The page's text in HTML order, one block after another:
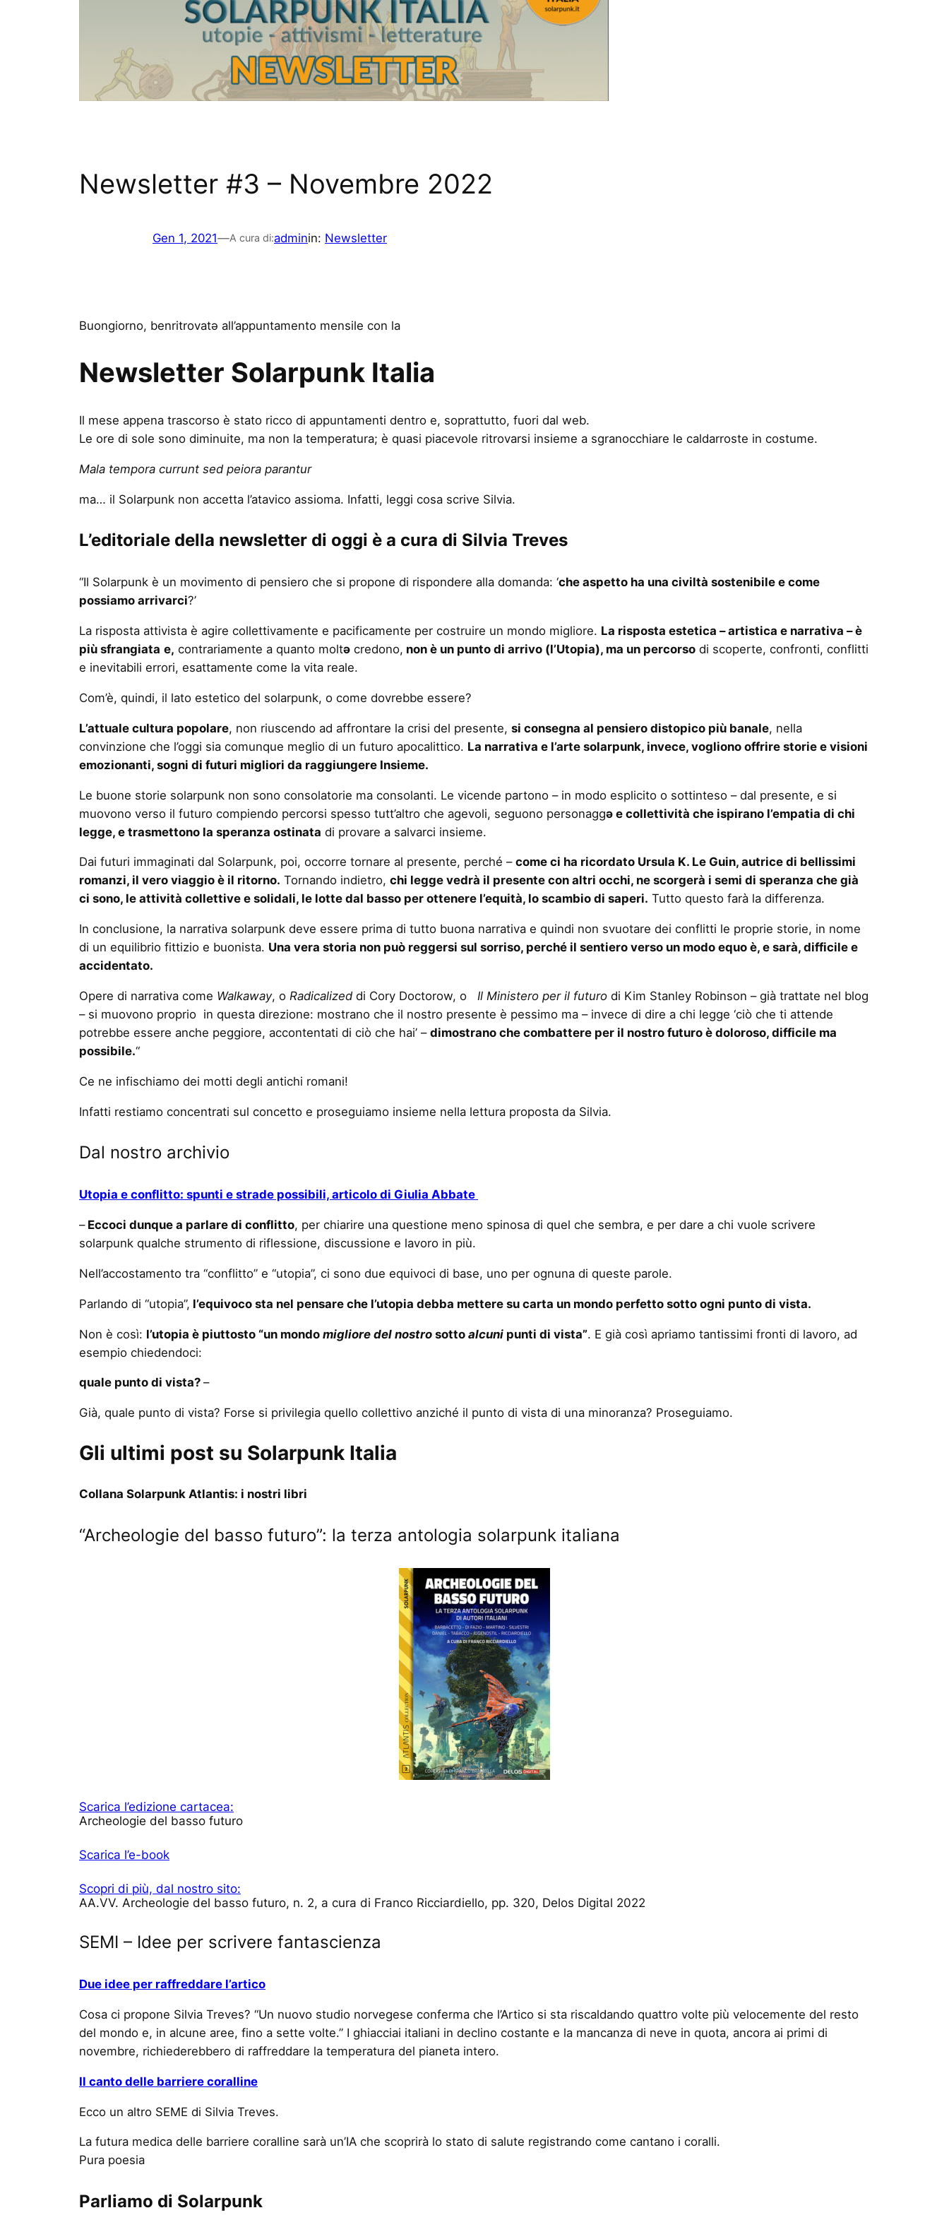
Newsletter #3 – Novembre 2022
Gen 1, 2021—A cura di:adminin: Newsletter
Buongiorno, benritrovatə all’appuntamento mensile con la
Newsletter Solarpunk Italia
Il mese appena trascorso è stato ricco di appuntamenti dentro e, soprattutto, fuori dal web.
Le ore di sole sono diminuite, ma non la temperatura; è quasi piacevole ritrovarsi insieme a sgranocchiare le caldarroste in costume.
Mala tempora currunt sed peiora parantur
ma… il Solarpunk non accetta l’atavico assioma. Infatti, leggi cosa scrive Silvia.
L’editoriale della newsletter di oggi è a cura di Silvia Treves
“Il Solarpunk è un movimento di pensiero che si propone di rispondere alla domanda: ‘che aspetto ha una civiltà sostenibile e come
possiamo arrivarci?’
La risposta attivista è agire collettivamente e pacificamente per costruire un mondo migliore. La risposta estetica – artistica e narrativa – è
più sfrangiata e, contrariamente a quanto moltə credono, non è un punto di arrivo (l’Utopia), ma un percorso di scoperte, confronti, conflitti
e inevitabili errori, esattamente come la vita reale.
Com’è, quindi, il lato estetico del solarpunk, o come dovrebbe essere?
L’attuale cultura popolare, non riuscendo ad affrontare la crisi del presente, si consegna al pensiero distopico più banale, nella
convinzione che l’oggi sia comunque meglio di un futuro apocalittico. La narrativa e l’arte solarpunk, invece, vogliono offrire storie e visioni
emozionanti, sogni di futuri migliori da raggiungere Insieme.
Le buone storie solarpunk non sono consolatorie ma consolanti. Le vicende partono – in modo esplicito o sottinteso – dal presente, e si
muovono verso il futuro compiendo percorsi spesso tutt’altro che agevoli, seguono personaggə e collettività che ispirano l’empatia di chi
legge, e trasmettono la speranza ostinata di provare a salvarci insieme.
Dai futuri immaginati dal Solarpunk, poi, occorre tornare al presente, perché – come ci ha ricordato Ursula K. Le Guin, autrice di bellissimi
romanzi, il vero viaggio è il ritorno. Tornando indietro, chi legge vedrà il presente con altri occhi, ne scorgerà i semi di speranza che già
ci sono, le attività collettive e solidali, le lotte dal basso per ottenere l’equità, lo scambio di saperi. Tutto questo farà la differenza.
In conclusione, la narrativa solarpunk deve essere prima di tutto buona narrativa e quindi non svuotare dei conflitti le proprie storie, in nome
di un equilibrio fittizio e buonista. Una vera storia non può reggersi sul sorriso, perché il sentiero verso un modo equo è, e sarà, difficile e
accidentato.
Opere di narrativa come Walkaway, o Radicalized di Cory Doctorow, o Il Ministero per il futuro di Kim Stanley Robinson – già trattate nel blog
– si muovono proprio in questa direzione: mostrano che il nostro presente è pessimo ma – invece di dire a chi legge ‘ciò che ti attende
potrebbe essere anche peggiore, accontentati di ciò che hai’ – dimostrano che combattere per il nostro futuro è doloroso, difficile ma
possibile.“
Ce ne infischiamo dei motti degli antichi romani!
Infatti restiamo concentrati sul concetto e proseguiamo insieme nella lettura proposta da Silvia.
Dal nostro archivio
Utopia e conflitto: spunti e strade possibili, articolo di Giulia Abbate
–Eccoci dunque a parlare di conflitto, per chiarire una questione meno spinosa di quel che sembra, e per dare a chi vuole scrivere
solarpunk qualche strumento di riflessione, discussione e lavoro in più.
Nell’accostamento tra “conflitto” e “utopia”, ci sono due equivoci di base, uno per ognuna di queste parole.
Parlando di “utopia”, l’equivoco sta nel pensare che l’utopia debba mettere su carta un mondo perfetto sotto ogni punto di vista.
Non è così: l’utopia è piuttosto “un mondo migliore del nostro sotto alcuni punti di vista”. E già così apriamo tantissimi fronti di lavoro, ad
esempio chiedendoci:
quale punto di vista? –
Già, quale punto di vista? Forse si privilegia quello collettivo anziché il punto di vista di una minoranza? Proseguiamo.
Gli ultimi post su Solarpunk Italia
Collana Solarpunk Atlantis: i nostri libri
“Archeologie del basso futuro”: la terza antologia solarpunk italiana
Scarica l’edizione cartacea:
Archeologie del basso futuro
Scarica l’e-book
Scopri di più, dal nostro sito:
AA.VV. Archeologie del basso futuro, n. 2, a cura di Franco Ricciardiello, pp. 320, Delos Digital 2022
SEMI – Idee per scrivere fantascienza
Due idee per raffreddare l’artico
Cosa ci propone Silvia Treves? “Un nuovo studio norvegese conferma che l’Artico si sta riscaldando quattro volte più velocemente del resto
del mondo e, in alcune aree, fino a sette volte.” I ghiacciai italiani in declino costante e la mancanza di neve in quota, ancora ai primi di
novembre, richiederebbero di raffreddare la temperatura del pianeta intero.
Il canto delle barriere coralline
Ecco un altro SEME di Silvia Treves.
La futura medica delle barriere coralline sarà un’IA che scoprirà lo stato di salute registrando come cantano i coralli.
Pura poesia
Parliamo di Solarpunk